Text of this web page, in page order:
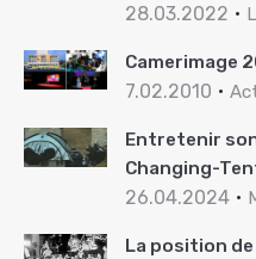
28.03.2022
Camerimage
7.02.2010
Entretenir
Changing-
26.04.2024
La position